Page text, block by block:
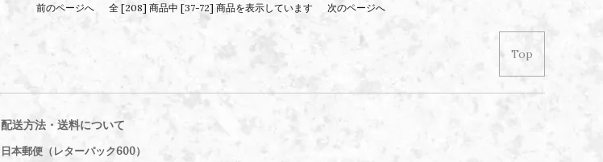
前のページへ 全 [208] 商品中 [37-72] 商品を表示しています 次のページへ
Top
配送方法・送料について
日本郵便（レターパック600）